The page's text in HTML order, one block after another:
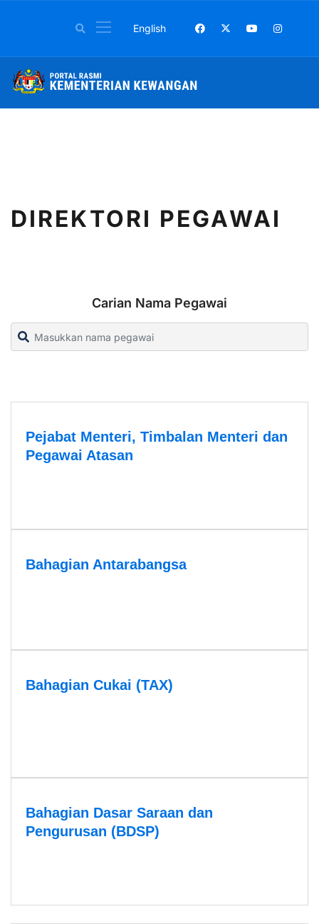
Pilih bahasa anda
English
DIREKTORI PEGAWAI
Carian Nama Pegawai
Pejabat Menteri, Timbalan Menteri dan
Pegawai Atasan
Bahagian Antarabangsa
Bahagian Cukai (TAX)
Bahagian Dasar Saraan dan
Pengurusan (BDSP)